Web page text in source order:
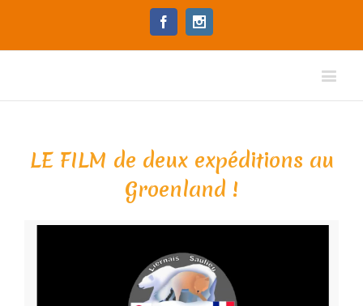
Facebook
LE FILM de deux expéditions au
Groenland !